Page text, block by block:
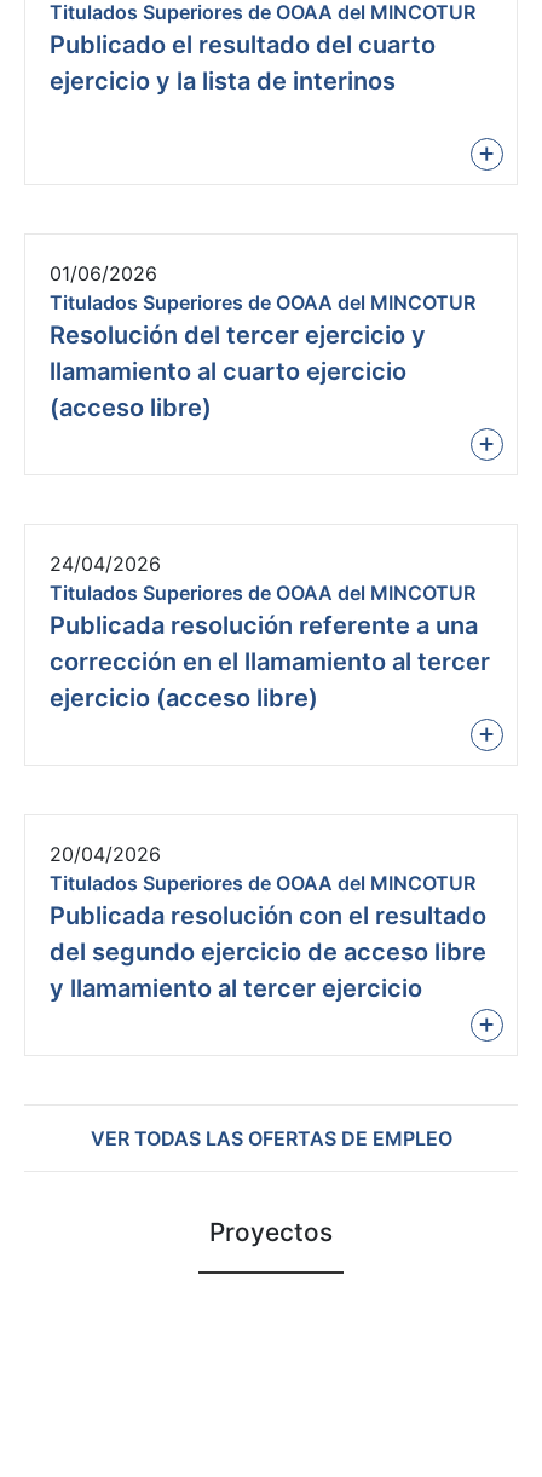
Titulados Superiores de OOAA del MINCOTUR
Publicado el resultado del cuarto
ejercicio y la lista de interinos
+
01/06/2026
Titulados Superiores de OOAA del MINCOTUR
Resolución del tercer ejercicio y
llamamiento al cuarto ejercicio
(acceso libre)
+
24/04/2026
Titulados Superiores de OOAA del MINCOTUR
Publicada resolución referente a una
corrección en el llamamiento al tercer
ejercicio (acceso libre)
+
20/04/2026
Titulados Superiores de OOAA del MINCOTUR
Publicada resolución con el resultado
del segundo ejercicio de acceso libre
y llamamiento al tercer ejercicio
+
VER TODAS LAS OFERTAS DE EMPLEO
Proyectos